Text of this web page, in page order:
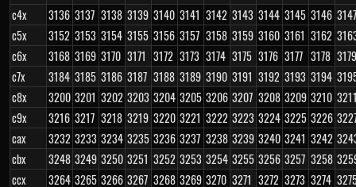
c4x
3136 3137 3138 3139 3140 3141 3142 3143 3144 3145 3146 3147
c5x
3152 3153 3154 3155 3156 3157 3158 3159 3160 3161 3162
c6x
3168 3169 3170 3171 3172 3173 3174 3175 3176 3177 3178 3179
c7x
3184 3185 3186 3187 3188 3189 3190 3191 3192 3193 3194
c8x
3200 3201 3202 3203 3204 3205 3206 3207 3208 3209 3210
c9x
3216 3217 3218 3219 3220 3221 3222 3223 3224 3225 3226
cax
3232 3233 3234 3235 3236 3237 3238 3239 3240 3241 3242
cbx
3248 3249 3250 3251 3252 3253 3254 3255 3256 3257 3258
ccx
3264 3265 3266 3267 3268 3269 3270 3271 3272 3273 3274